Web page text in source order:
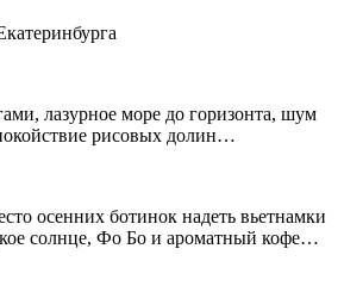
лазурное море до горизонта, шум
рисовых долин…
осенних ботинок надеть вьетнамки
солнце, Фо Бо и ароматный кофе…